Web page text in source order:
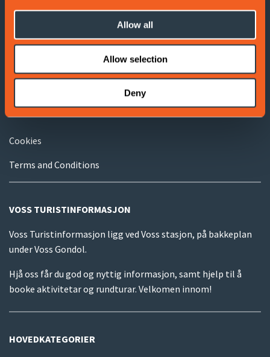
Allow all
Allow selection
Deny
Voss Turistinformasjon
5704 Voss
Tel:(+47) 406 177 00
Cookies
Terms and Conditions
VOSS TURISTINFORMASJON
Voss Turistinformasjon ligg ved Voss stasjon, på bakkeplan
under Voss Gondol.
Hjå oss får du god og nyttig informasjon, samt hjelp til å
booke aktivitetar og rundturar. Velkomen innom!
HOVEDKATEGORIER